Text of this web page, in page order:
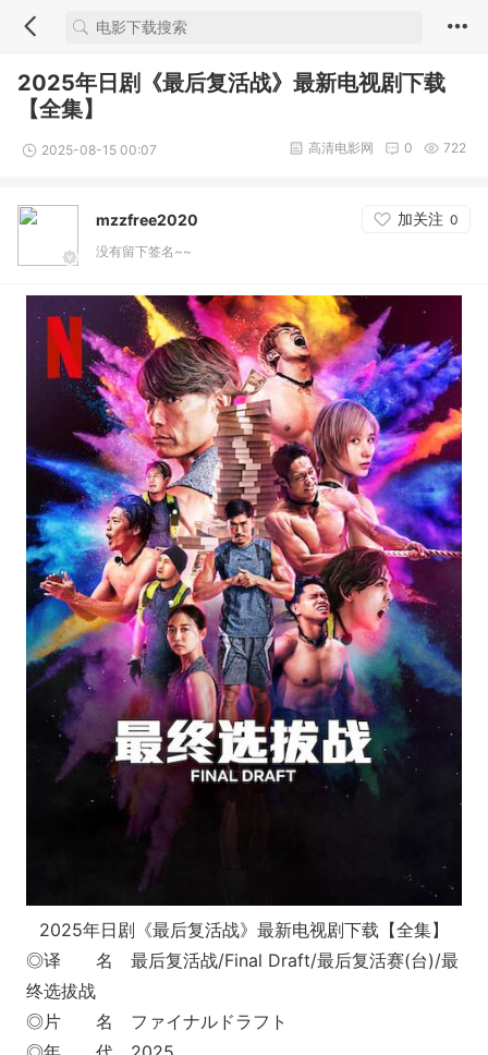
2025年日剧《最后复活战》最新电视剧下载
【全集】
2025-08-15 00:07 722
0
高清电影网
mzzfree2020 加关注 0
没有留下签名~~
2025年日剧《最后复活战》最新电视剧下载【全集】
◎译 名 最后复活战/Final Draft/最后复活赛(台)/最
终选拔战
◎片 名 ファイナルドラフト